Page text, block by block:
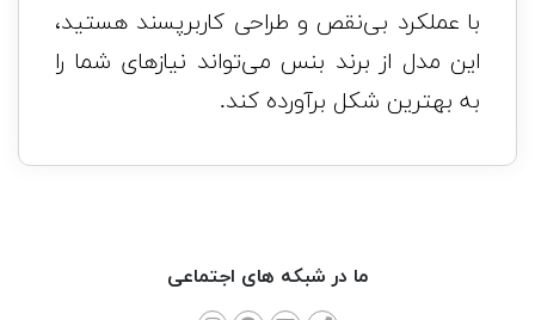
با عملکرد بی‌نقص و طراحی کاربرپسند هستید،
این مدل از برند بنس می‌تواند نیازهای شما را
به بهترین شکل برآورده کند.
ما در شبکه های اجتماعی